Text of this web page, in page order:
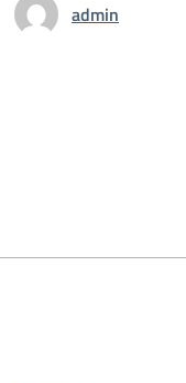
admin